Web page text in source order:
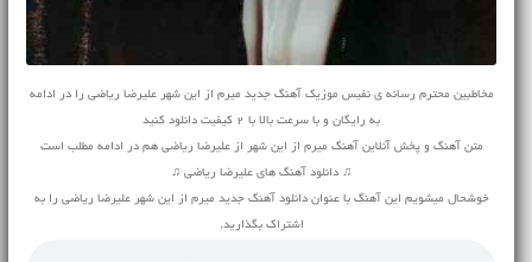
مخاطبین محترم رسانه ی نفیس موزیک آهنگ جدید میرم از این شهر علیرضا ریاضی را در ادامه
به رایگان و با سرعت بالا با 2 کیفیت دانلود کنید
متن آهنگ و پخش آنلاین آهنگ میرم از این شهر از علیرضا ریاضی هم در ادامه مطلب است
♫ دانلود آهنگ های علیرضا ریاضی ♫
خوشحال میشویم این آهنگ با عنوان دانلود آهنگ جدید میرم از این شهر علیرضا ریاضی را به
اشتراک بگذارید.